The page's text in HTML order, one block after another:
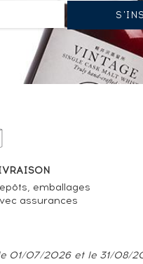
emballages
assurances
07/2026 et le 31/08/